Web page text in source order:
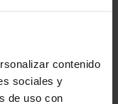
contenido
sociales y
de uso con